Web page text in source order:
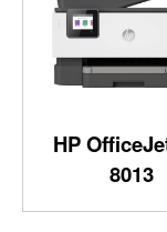
HP
8013